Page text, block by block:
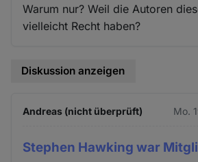
Warum nur? Weil die Autoren
vielleicht Recht haben?
Diskussion anzeigen
Andreas (nicht überprüft) Mo.
Stephen Hawking war